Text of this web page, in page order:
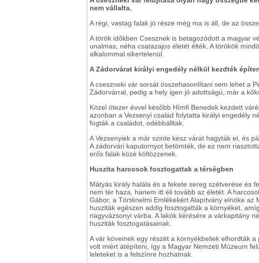
nem vállalta.
A régi, vastag falak jó része még ma is áll, de az
A török időkben Csesznek is betagozódott a magyar
unalmas, néha csatazajos életét élték. A törökök
alkalommal sikertelenül.
A Zádorvárat királyi engedély nélkül kezdték
A cseszneki vár sorsát összehasonlítani sem lehet a
Zádorvárral, pedig a hely igen jó adottságú, már a
Közel ötezer évvel később Hímfi Benedek kezdett
azonban a Vezsenyi család folytatta királyi engedély
fogták a családot, odébbálltak.
A Vezsenyiek a már szinte kész várat hagyták el, és
A zádorvári kaputornyot betömték, de ez nem
erős falak közé költözzenek.
Huszita harcosok fosztogattak a térségben
Mátyás király halála és a fekete sereg szétverése és
nem tér haza, hanem itt éli tovább az életét. A
Gábor, a Történelmi Emlékekért Alapítvány elnöke az
husziták egészen addig fosztogatták a környéket,
nagyvázsonyi várba. A lakók kérésére a várkapitány
husziták fosztogatásainak.
A vár köveinek egy részét a környékbeliek elhordták
volt miért átépíteni, így a Magyar Nemzeti Múzeum
leleteket is a felszínre hozhatnak.